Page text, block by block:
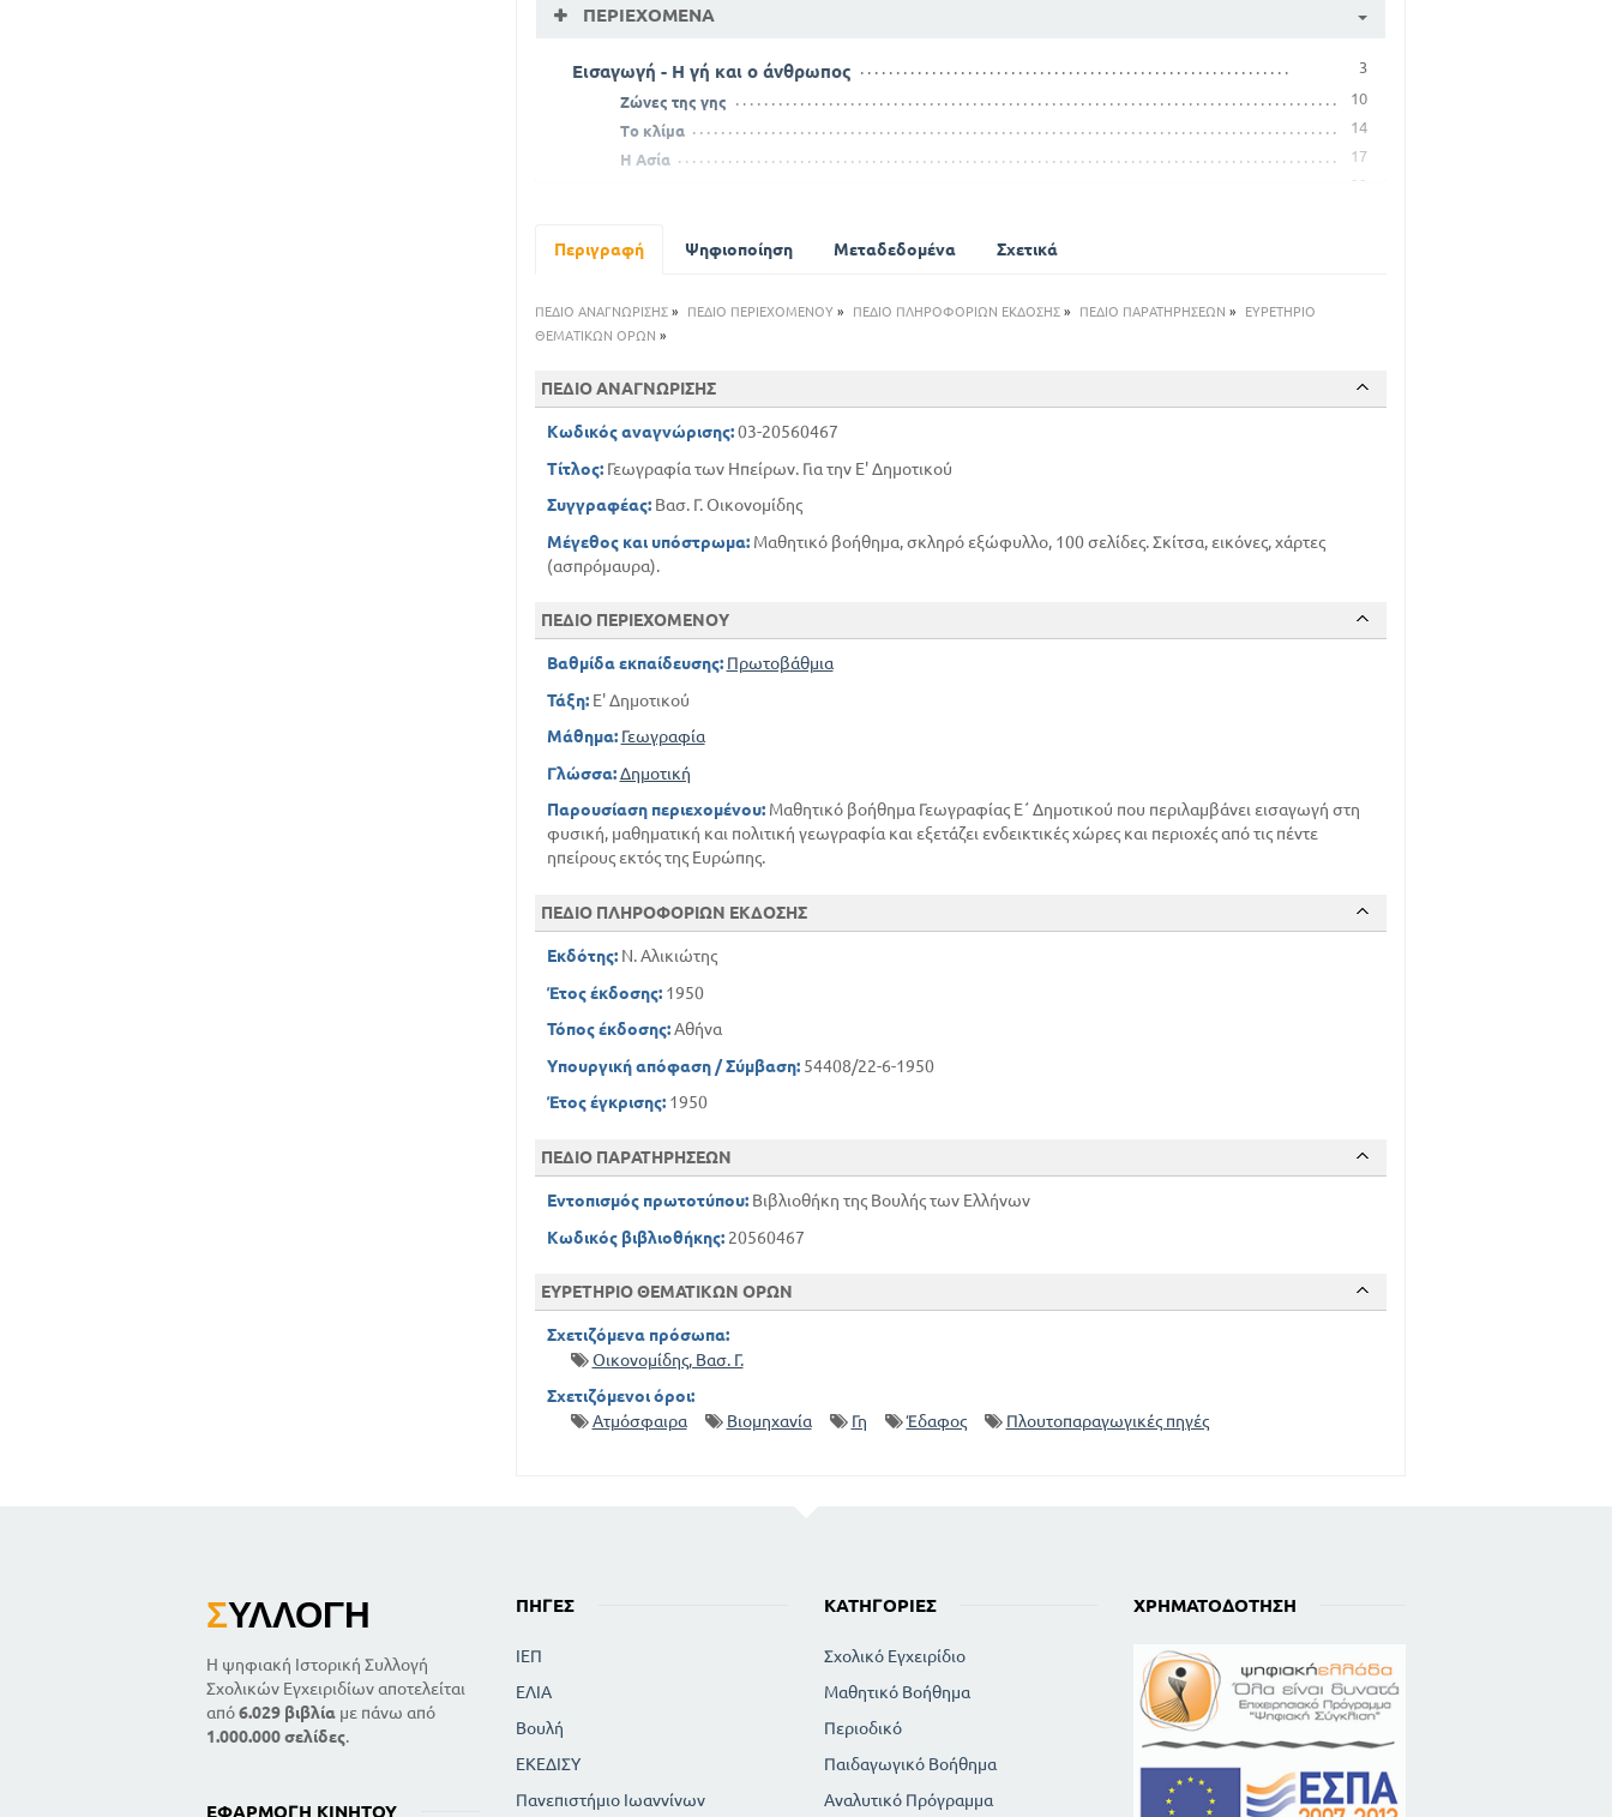
ΠΕΡΙΕΧΌΜΕΝΑ
Εισαγωγή - Η γή και ο άνθρωπος 3
Ζώνες της γης
10
Το κλίμα
14
Η Ασία
17
22
Κράτη Νοτίου Ασίας
Η ΑΦΡΙΚΗ - ΓΕΝΙΚΑ
Βόρειο Αφρική και κράτη της Κεντρικής Αφρικής
Κεντρική - Νότιος Αμερική
83
Κράτη του Ειρηνικου
Κράτη Εσωτερικού
Η ΑΥΣΤΡΑΛΙΑ
Περιγραφή Ψηφιοποίηση Μεταδεδομένα Σχετικά
ΠΕΔΙΟ ΑΝΑΓΝΩΡΙΣΗΣ» ΠΕΔΙΟ ΠΕΡΙΕΧΟΜΕΝΟΥ» ΠΕΔΙΟ ΠΛΗΡΟΦΟΡΙΩΝ ΕΚΔΟΣΗΣ» ΠΕΔΙΟ ΠΑΡΑΤΗΡΗΣΕΩΝ »
ΕΥΡΕΤΗΡΙΟ
ΘΕΜΑΤΙΚΩΝ ΟΡΩΝ »
ΠΕΔΙΟ ΑΝΑΓΝΩΡΙΣΗΣ
Κωδικός αναγνώρισης:03-20560467
Τίτλος:Γεωγραφία των Ηπείρων. Για την Ε' Δημοτικού
Συγγραφέας:Βασ. Γ. Οικονομίδης
Μέγεθος και υπόστρωμα:Μαθητικό βοήθημα, σκληρό εξώφυλλο, 100 σελίδες. Σκίτσα, εικόνες, χάρτες
(ασπρόμαυρα).
ΠΕΔΙΟ ΠΕΡΙΕΧΟΜΕΝΟΥ
Βαθμίδα εκπαίδευσης: Πρωτοβάθμια
Τάξη:Ε' Δημοτικού
Μάθημα: Γεωγραφία
Γλώσσα: Δημοτική
Παρουσίαση περιεχομένου:Μαθητικό βοήθημα Γεωγραφίας Ε΄ Δημοτικού που περιλαμβάνει εισαγωγή στη
φυσική, μαθηματική και πολιτική γεωγραφία και εξετάζει ενδεικτικές χώρες και περιοχές από τις πέντε
ηπείρους εκτός της Ευρώπης.
ΠΕΔΙΟ ΠΛΗΡΟΦΟΡΙΩΝ ΕΚΔΟΣΗΣ
Εκδότης:Ν. Αλικιώτης
Έτος έκδοσης:1950
Τόπος έκδοσης:Αθήνα
Υπουργική απόφαση / Σύμβαση:54408/22-6-1950
Έτος έγκρισης:1950
ΠΕΔΙΟ ΠΑΡΑΤΗΡΗΣΕΩΝ
Εντοπισμός πρωτοτύπου:Βιβλιοθήκη της Βουλής των Ελλήνων
Κωδικός βιβλιοθήκης:20560467
ΕΥΡΕΤΗΡΙΟ ΘΕΜΑΤΙΚΩΝ ΟΡΩΝ
Σχετιζόμενα πρόσωπα:
Οικονομίδης, Βασ. Γ.
Σχετιζόμενοι όροι:
Ατμόσφαιρα
Βιομηχανία Γη Έδαφος Πλουτοπαραγωγικές πηγές
ΣΥΛΛΟΓΉ
Η ψηφιακή Ιστορική Συλλογή
Σχολικών Εγχειριδίων αποτελείται
από6.029 βιβλία με πάνω από
1.000.000 σελίδες.
ΕΦΑΡΜΟΓΉ ΚΙΝΗΤΟΎ
ΠΗΓΈΣ
ΙΕΠ
ΕΛΙΑ
Βουλή
ΕΚΕΔΙΣΥ
Πανεπιστήμιο Ιωαννίνων
ΚΑΤΗΓΟΡΊΕΣ
Σχολικό Εγχειρίδιο
Μαθητικό Βοήθημα
Περιοδικό
Παιδαγωγικό Βοήθημα
Αναλυτικό Πρόγραμμα
ΧΡΗΜΑΤΟΔΌΤΗΣΗ